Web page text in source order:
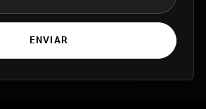
ENVIAR